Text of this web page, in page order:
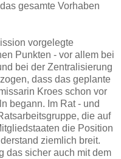
gesamte Vorhaben
vorgelegte
Punkten - vor allem bei
bei der Zentralisierung
dass das geplante
Kroes schon vor
begann. Im Rat - und
die auf
die Position
ziemlich breit.
das sicher auch mit dem